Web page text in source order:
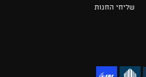
שליחי החנות